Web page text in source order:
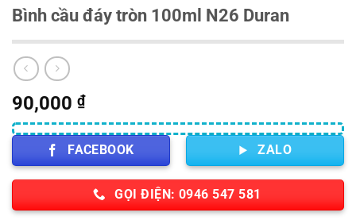
Bình cầu đáy tròn 100ml N26 Duran
90,000 ₫
FACEBOOK ZALO
GỌI ĐIỆN: 0946 547 581